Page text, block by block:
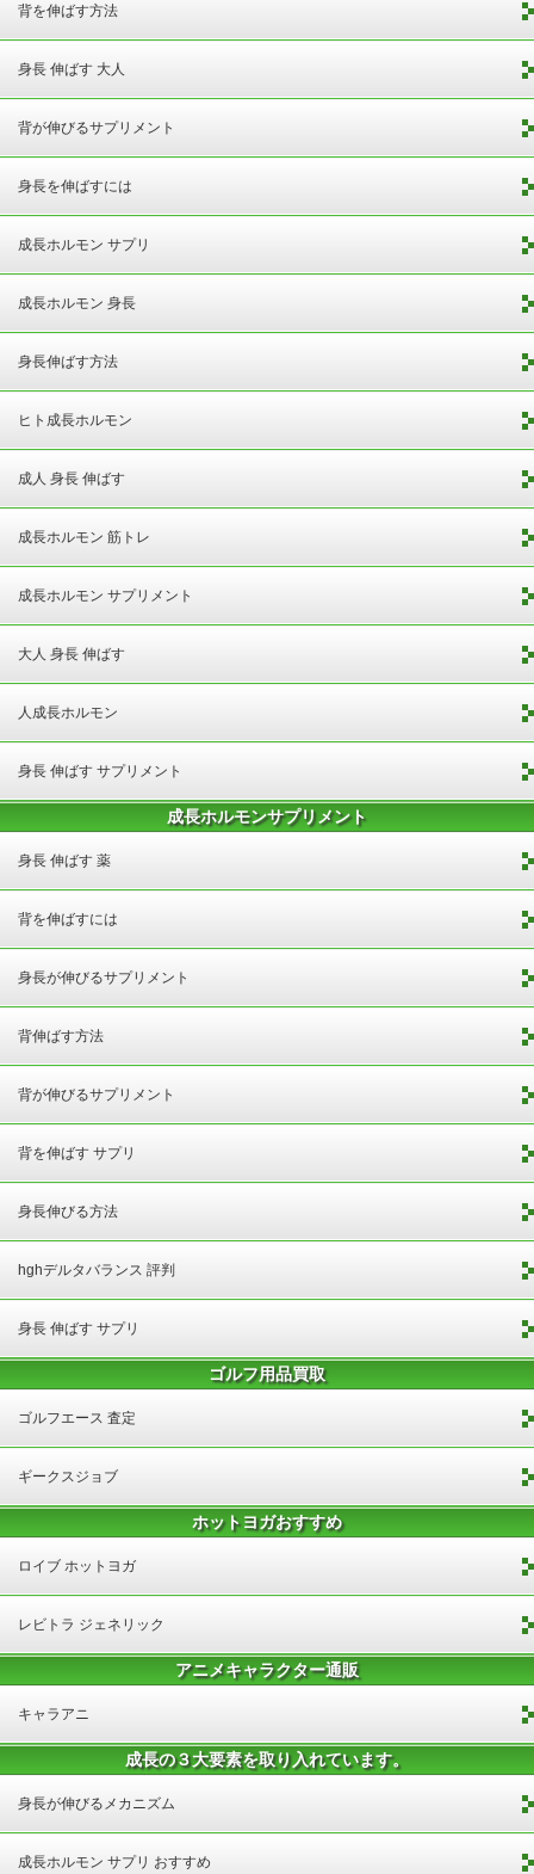
背を伸ばす方法
身長 伸ばす 大人
背が伸びるサプリメント
身長を伸ばすには
成長ホルモン サプリ
成長ホルモン 身長
身長伸ばす方法
ヒト成長ホルモン
成人 身長 伸ばす
成長ホルモン 筋トレ
成長ホルモン サプリメント
大人 身長 伸ばす
人成長ホルモン
身長 伸ばす サプリメント
成長ホルモンサプリメント
身長 伸ばす 薬
背を伸ばすには
身長が伸びるサプリメント
背伸ばす方法
背が伸びるサプリメント
背を伸ばす サプリ
身長伸びる方法
hghデルタバランス 評判
身長 伸ばす サプリ
ゴルフ用品買取
ゴルフエース 査定
ギークスジョブ
ホットヨガおすすめ
ロイブ ホットヨガ
レビトラ ジェネリック
アニメキャラクター通販
キャラアニ
成長の３大要素を取り入れています。
身長が伸びるメカニズム
成長ホルモン サプリ おすすめ